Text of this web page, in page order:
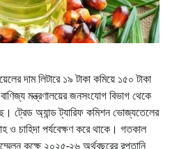
দাম লিটারে ১৯ টাকা কমিয়ে ১৫০ টাকা
মন্ত্রণালয়ের জনসংযোগ বিভাগ থেকে
ট্রেড অ্যান্ড ট্যারিফ কমিশন ভোজ্যতেলের
ও চাহিদা পর্যবেক্ষণ করে থাকে। গতকাল
কক্ষে ২০২৫-২৬ অর্থবছরের রপ্তানি